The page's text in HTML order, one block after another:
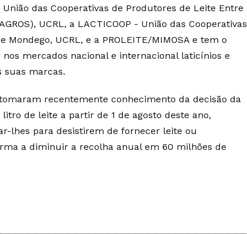
das Cooperativas de Produtores de Leite Entre
UCRL, a LACTICOOP - União das Cooperativas
UCRL, e a PROLEITE/MIMOSA e tem o
mercados nacional e internacional laticínios e
suas marcas.
recentemente conhecimento da decisão da
de leite a partir de 1 de agosto deste ano,
lhes para desistirem de fornecer leite ou
a diminuir a recolha anual em 60 milhões de